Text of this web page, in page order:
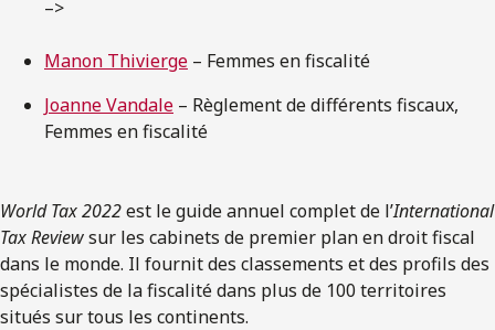
–>
Manon Thivierge – Femmes en fiscalité
Joanne Vandale – Règlement de différents fiscaux,
Femmes en fiscalité
World Tax 2022est le guide annuel complet de l’International
Tax Reviewsur les cabinets de premier plan en droit fiscal
dans le monde. Il fournit des classements et des profils des
spécialistes de la fiscalité dans plus de 100 territoires
situés sur tous les continents.